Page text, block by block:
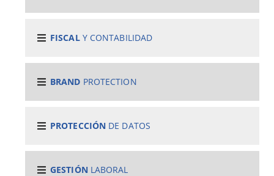
FISCALY CONTABILIDAD
BRAND PROTECTION
PROTECCIÓN DE DATOS
GESTIÓN LABORAL